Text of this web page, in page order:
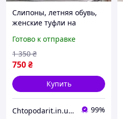
Слипоны, летняя обувь,
женские туфли на
мокасины размер 42,
белые Код 68-1007
Готово к отправке
750₴
1 350 ₴
Купить
Chtopodarit.in.ua-інтернет-магазин цікавих подарунків 99%